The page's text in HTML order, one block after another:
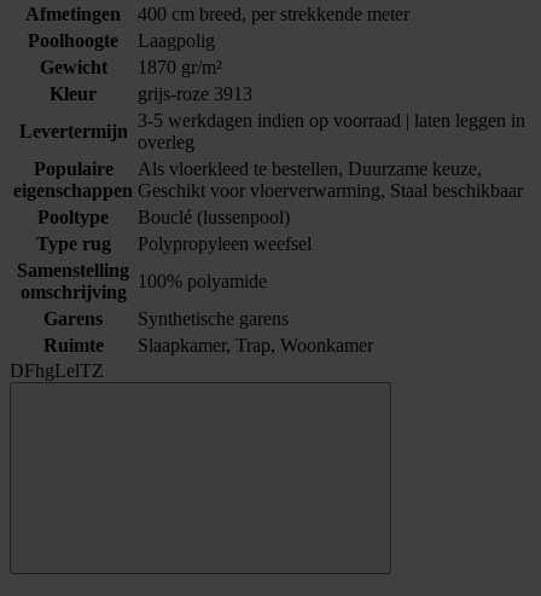
Afmetingen
400 cm breed, per strekkende meter
Poolhoogte
Laagpolig
Gewicht
1870 gr/m²
Kleur
grijs-roze 3913
Levertermijn
3-5 werkdagen indien op voorraad | laten leggen in
overleg
Populaire
eigenschappen
Als vloerkleed te bestellen, Duurzame keuze,
Geschikt voor vloerverwarming, Staal beschikbaar
Pooltype
Bouclé (lussenpool)
Type rug
Polypropyleen weefsel
Samenstelling
omschrijving
100% polyamide
Garens
Synthetische garens
Ruimte
Slaapkamer, Trap, Woonkamer
DFhgLelTZ